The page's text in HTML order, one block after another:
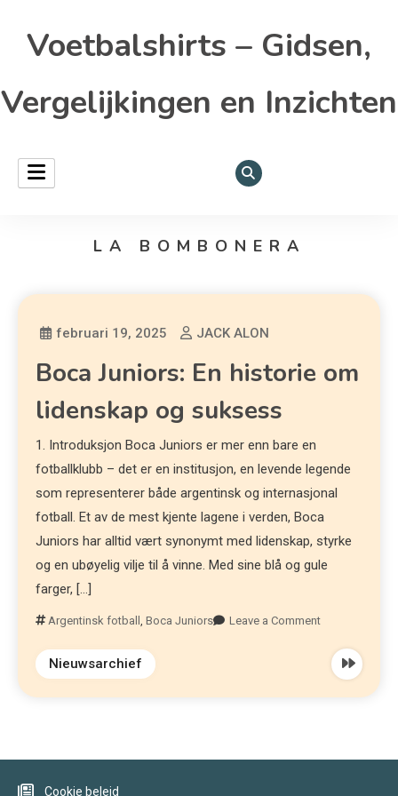
Voetbalshirts – Gidsen,
Vergelijkingen en Inzichten
LA BOMBONERA
februari 19, 2025 JACK ALON
Boca Juniors: En historie om
lidenskap og suksess
1. Introduksjon Boca Juniors er mer enn bare en
fotballklubb – det er en institusjon, en levende legende
som representerer både argentinsk og internasjonal
fotball. Et av de mest kjente lagene i verden, Boca
Juniors har alltid vært synonymt med lidenskap, styrke
og en ubøyelig vilje til å vinne. Med sine blå og gule
farger, […]
Argentinsk fotball,Boca Juniors Leave a Comment
Nieuwsarchief
Cookie beleid